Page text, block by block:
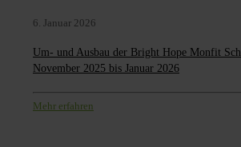
6. Januar 2026
Um- und Ausbau der Bright Hope Monfit
November 2025 bis Januar 2026
Mehr erfahren